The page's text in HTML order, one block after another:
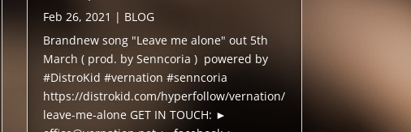
Feb 26, 2021 | BLOG
Brandnew song "Leave me alone" out 5th
March ( prod. by Senncoria ) powered by
#DistroKid #vernation #senncoria
https://distrokid.com/hyperfollow/vernation/
leave-me-alone GET IN TOUCH: ►